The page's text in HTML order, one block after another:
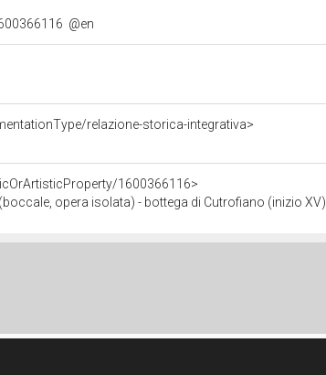
@en
relazione-storica-integrativa>
1600366116>
opera isolata) - bottega di Cutrofiano (inizio XV)